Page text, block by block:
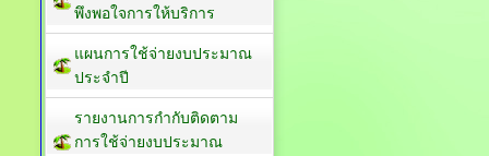
พึงพอใจการให้บริการ
แผนการใช้จ่ายงบประมาณ
ประจำปี
รายงานการกำกับติดตาม
การใช้จ่ายงบประมาณ